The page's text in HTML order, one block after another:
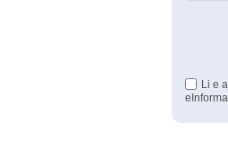
Li e